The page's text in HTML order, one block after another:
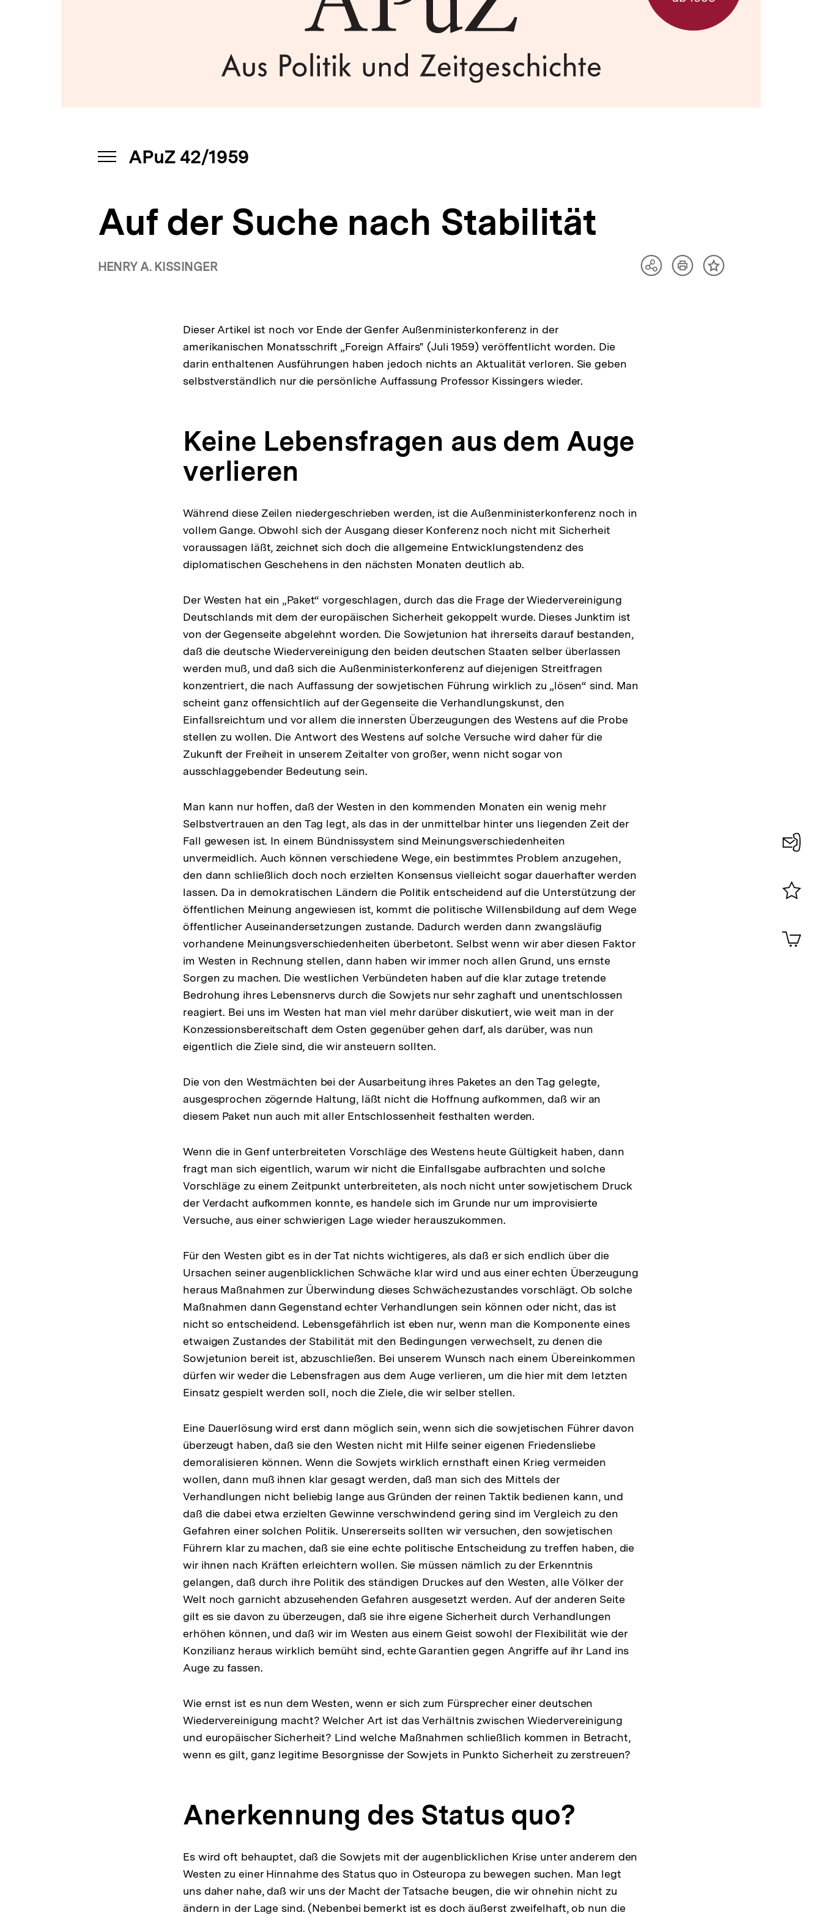
INHALTSNAVIGATION
APuZ 42/1959
Auf der Suche nach Stabilität
HENRY A. KISSINGER
TeilenArtikelInhalt
Dieser Artikel ist noch vor Ende der Genfer Außenministerkonferenz in der
amerikanischen Monatsschrift „Foreign Affairs" (Juli 1959) veröffentlicht worden. Die
darin enthaltenen Ausführungen haben jedoch nichts an Aktualität verloren. Sie geben
selbstverständlich nur die persönliche Auffassung Professor Kissingers wieder.
Keine Lebensfragen aus dem Auge
verlieren
Während diese Zeilen niedergeschrieben werden, ist die Außenministerkonferenz noch in
vollem Gange. Obwohl sich der Ausgang dieser Konferenz noch nicht mit Sicherheit
voraussagen läßt, zeichnet sich doch die allgemeine Entwicklungstendenz des
diplomatischen Geschehens in den nächsten Monaten deutlich ab.
Der Westen hat ein „Paket“ vorgeschlagen, durch das die Frage der Wiedervereinigung
Deutschlands mit dem der europäischen Sicherheit gekoppelt wurde. Dieses Junktim ist
von der Gegenseite abgelehnt worden. Die Sowjetunion hat ihrerseits darauf bestanden,
daß die deutsche Wiedervereinigung den beiden deutschen Staaten selber überlassen
werden muß, und daß sich die Außenministerkonferenz auf diejenigen Streitfragen
konzentriert, die nach Auffassung der sowjetischen Führung wirklich zu „lösen“ sind. Man
scheint ganz offensichtlich auf der Gegenseite die Verhandlungskunst, den
Einfallsreichtum und vor allem die innersten Überzeugungen des Westens auf die Probe
stellen zu wollen. Die Antwort des Westens auf solche Versuche wird daher für die
Zukunft der Freiheit in unserem Zeitalter von großer, wenn nicht sogar von
ausschlaggebender Bedeutung sein.
Man kann nur hoffen, daß der Westen in den kommenden Monaten ein wenig mehr
Selbstvertrauen an den Tag legt, als das in der unmittelbar hinter uns liegenden Zeit der
Fall gewesen ist. In einem Bündnissystem sind Meinungsverschiedenheiten
unvermeidlich. Auch können verschiedene Wege, ein bestimmtes Problem anzugehen,
den dann schließlich doch noch erzielten Konsensus vielleicht sogar dauerhafter werden
lassen. Da in demokratischen Ländern die Politik entscheidend auf die Unterstützung der
öffentlichen Meinung angewiesen ist, kommt die politische Willensbildung auf dem Wege
öffentlicher Auseinandersetzungen zustande. Dadurch werden dann zwangsläufig
vorhandene Meinungsverschiedenheiten überbetont. Selbst wenn wir aber diesen Faktor
im Westen in Rechnung stellen, dann haben wir immer noch allen Grund, uns ernste
Sorgen zu machen. Die westlichen Verbündeten haben auf die klar zutage tretende
Bedrohung ihres Lebensnervs durch die Sowjets nur sehr zaghaft und unentschlossen
reagiert. Bei uns im Westen hat man viel mehr darüber diskutiert, wie weit man in der
Konzessionsbereitschaft dem Osten gegenüber gehen darf, als darüber, was nun
eigentlich die Ziele sind, die wir ansteuern sollten.
Die von den Westmächten bei der Ausarbeitung ihres Paketes an den Tag gelegte,
ausgesprochen zögernde Haltung, läßt nicht die Hoffnung aufkommen, daß wir an
diesem Paket nun auch mit aller Entschlossenheit festhalten werden.
Wenn die in Genf unterbreiteten Vorschläge des Westens heute Gültigkeit haben, dann
fragt man sich eigentlich, warum wir nicht die Einfallsgabe aufbrachten und solche
Vorschläge zu einem Zeitpunkt unterbreiteten, als noch nicht unter sowjetischem Druck
der Verdacht aufkommen konnte, es handele sich im Grunde nur um improvisierte
Versuche, aus einer schwierigen Lage wieder herauszukommen.
Für den Westen gibt es in der Tat nichts wichtigeres, als daß er sich endlich über die
Ursachen seiner augenblicklichen Schwäche klar wird und aus einer echten Überzeugung
heraus Maßnahmen zur Überwindung dieses Schwächezustandes vorschlägt. Ob solche
Maßnahmen dann Gegenstand echter Verhandlungen sein können oder nicht, das ist
nicht so entscheidend. Lebensgefährlich ist eben nur, wenn man die Komponente eines
etwaigen Zustandes der Stabilität mit den Bedingungen verwechselt, zu denen die
Sowjetunion bereit ist, abzuschließen. Bei unserem Wunsch nach einem Übereinkommen
dürfen wir weder die Lebensfragen aus dem Auge verlieren, um die hier mit dem letzten
Einsatz gespielt werden soll, noch die Ziele, die wir selber stellen.
Eine Dauerlösung wird erst dann möglich sein, wenn sich die sowjetischen Führer davon
überzeugt haben, daß sie den Westen nicht mit Hilfe seiner eigenen Friedensliebe
demoralisieren können. Wenn die Sowjets wirklich ernsthaft einen Krieg vermeiden
wollen, dann muß ihnen klar gesagt werden, daß man sich des Mittels der
Verhandlungen nicht beliebig lange aus Gründen der reinen Taktik bedienen kann, und
daß die dabei etwa erzielten Gewinne verschwindend gering sind im Vergleich zu den
Gefahren einer solchen Politik. Unsererseits sollten wir versuchen, den sowjetischen
Führern klar zu machen, daß sie eine echte politische Entscheidung zu treffen haben, die
wir ihnen nach Kräften erleichtern wollen. Sie müssen nämlich zu der Erkenntnis
gelangen, daß durch ihre Politik des ständigen Druckes auf den Westen, alle Völker der
Welt noch garnicht abzusehenden Gefahren ausgesetzt werden. Auf der anderen Seite
gilt es sie davon zu überzeugen, daß sie ihre eigene Sicherheit durch Verhandlungen
erhöhen können, und daß wir im Westen aus einem Geist sowohl der Flexibilität wie der
Konzilianz heraus wirklich bemüht sind, echte Garantien gegen Angriffe auf ihr Land ins
Auge zu fassen.
Wie ernst ist es nun dem Westen, wenn er sich zum Fürsprecher einer deutschen
Wiedervereinigung macht? Welcher Art ist das Verhältnis zwischen Wiedervereinigung
und europäischer Sicherheit? Lind welche Maßnahmen schließlich kommen in Betracht,
wenn es gilt, ganz legitime Besorgnisse der Sowjets in Punkto Sicherheit zu zerstreuen?
Anerkennung des Status quo?
Es wird oft behauptet, daß die Sowjets mit der augenblicklichen Krise unter anderem den
Westen zu einer Hinnahme des Status quo in Osteuropa zu bewegen suchen. Man legt
uns daher nahe, daß wir uns der Macht der Tatsache beugen, die wir ohnehin nicht zu
ändern in der Lage sind. (Nebenbei bemerkt ist es doch äußerst zweifelhaft, ob nun die